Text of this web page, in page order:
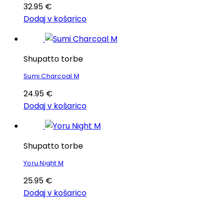
32.95 €
Dodaj v košarico
Shupatto torbe
Sumi Charcoal M
24.95 €
Dodaj v košarico
Shupatto torbe
Yoru Night M
25.95 €
Dodaj v košarico